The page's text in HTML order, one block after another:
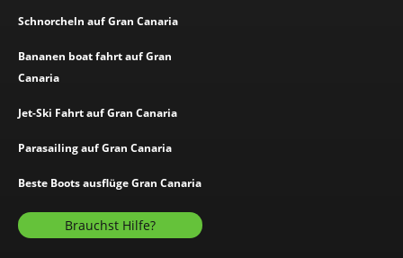
Schnorcheln auf Gran Canaria
Bananen boat fahrt auf Gran
Canaria
Jet-Ski Fahrt auf Gran Canaria
Parasailing auf Gran Canaria
Beste Boots ausflüge Gran Canaria
Brauchst Hilfe?